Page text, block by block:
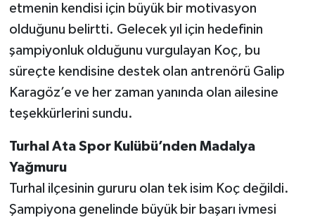
etmenin kendisi için büyük bir motivasyon
olduğunu belirtti. Gelecek yıl için hedefinin
şampiyonluk olduğunu vurgulayan Koç, bu
süreçte kendisine destek olan antrenörü Galip
Karagöz’e ve her zaman yanında olan ailesine
teşekkürlerini sundu.
Turhal Ata Spor Kulübü’nden Madalya
Yağmuru
Turhal ilçesinin gururu olan tek isim Koç değildi.
Şampiyona genelinde büyük bir başarı ivmesi